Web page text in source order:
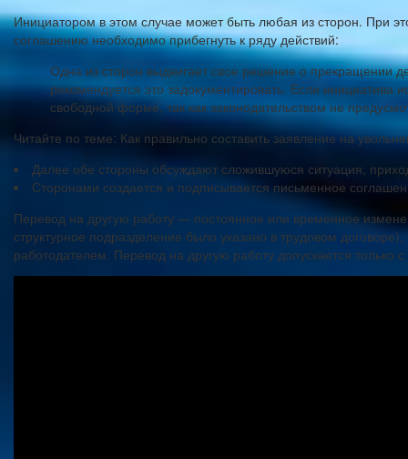
Инициатором в этом случае может быть любая из сторон. При
соглашению необходимо прибегнуть к ряду действий:
Одна из сторон выдвигает свое решение о прекращении
рекомендуется это задокументировать. Если
свободной форме, так как законодательством не
Читайте по теме: Как правильно составить заявление на
Далее обе стороны обсуждают сложившуюся ситуация,
Сторонами создается и подписывается письменное
Перевод на другую работу — постоянное или временное
структурное подразделение было указано в трудовом
работодателем. Перевод на другую работу допускается только